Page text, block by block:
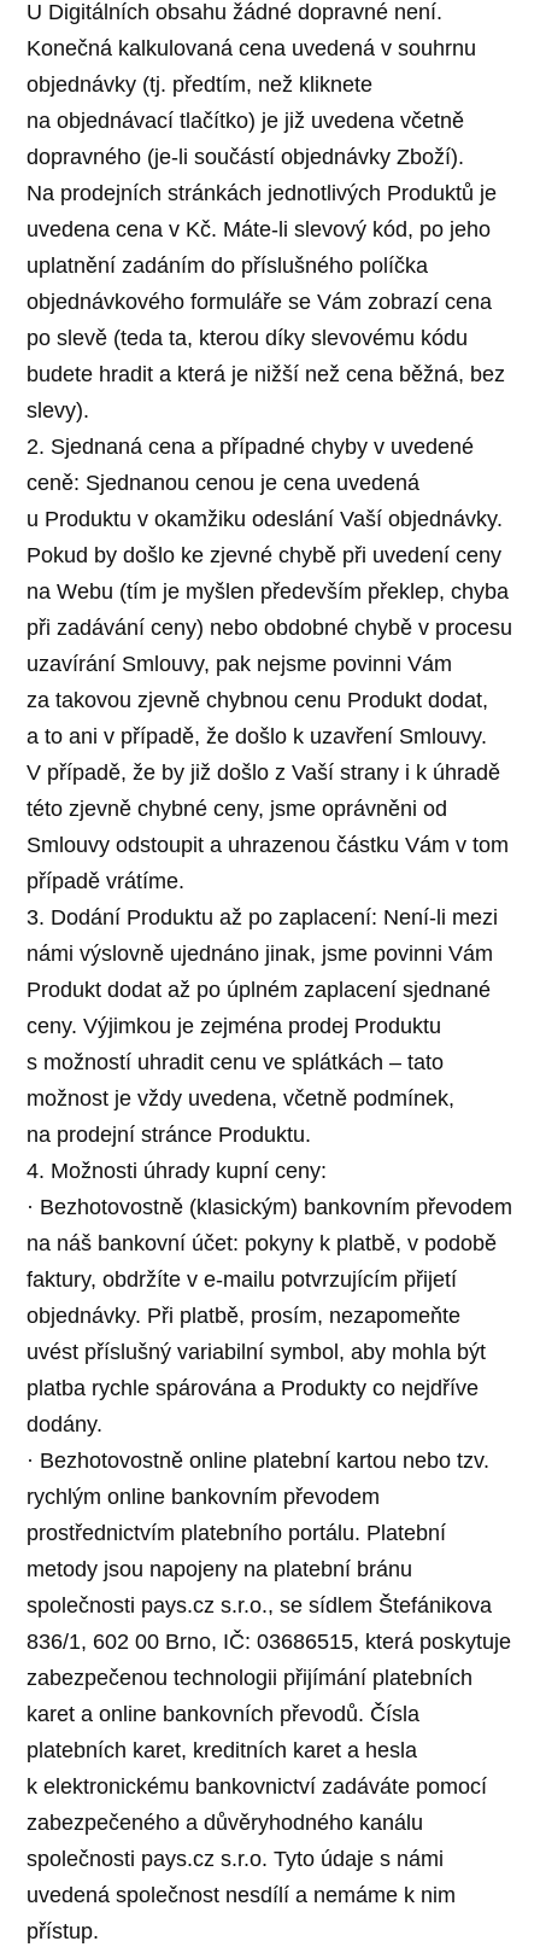
U Digitálních obsahu žádné dopravné není.
Konečná kalkulovaná cena uvedená v souhrnu
objednávky (tj. předtím, než kliknete
na objednávací tlačítko) je již uvedena včetně
dopravného (je-li součástí objednávky Zboží).
Na prodejních stránkách jednotlivých Produktů je
uvedena cena v Kč. Máte-li slevový kód, po jeho
uplatnění zadáním do příslušného políčka
objednávkového formuláře se Vám zobrazí cena
po slevě (teda ta, kterou díky slevovému kódu
budete hradit a která je nižší než cena běžná, bez
slevy).
2. Sjednaná cena a případné chyby v uvedené
ceně: Sjednanou cenou je cena uvedená
u Produktu v okamžiku odeslání Vaší objednávky.
Pokud by došlo ke zjevné chybě při uvedení ceny
na Webu (tím je myšlen především překlep, chyba
při zadávání ceny) nebo obdobné chybě v procesu
uzavírání Smlouvy, pak nejsme povinni Vám
za takovou zjevně chybnou cenu Produkt dodat,
a to ani v případě, že došlo k uzavření Smlouvy.
V případě, že by již došlo z Vaší strany i k úhradě
této zjevně chybné ceny, jsme oprávněni od
Smlouvy odstoupit a uhrazenou částku Vám v tom
případě vrátíme.
3. Dodání Produktu až po zaplacení: Není-li mezi
námi výslovně ujednáno jinak, jsme povinni Vám
Produkt dodat až po úplném zaplacení sjednané
ceny. Výjimkou je zejména prodej Produktu
s možností uhradit cenu ve splátkách – tato
možnost je vždy uvedena, včetně podmínek,
na prodejní stránce Produktu.
4. Možnosti úhrady kupní ceny:
· Bezhotovostně (klasickým) bankovním převodem
na náš bankovní účet: pokyny k platbě, v podobě
faktury, obdržíte v e-mailu potvrzujícím přijetí
objednávky. Při platbě, prosím, nezapomeňte
uvést příslušný variabilní symbol, aby mohla být
platba rychle spárována a Produkty co nejdříve
dodány.
· Bezhotovostně online platební kartou nebo tzv.
rychlým online bankovním převodem
prostřednictvím platebního portálu. Platební
metody jsou napojeny na platební bránu
společnosti pays.cz s.r.o., se sídlem Štefánikova
836/1, 602 00 Brno, IČ: 03686515, která poskytuje
zabezpečenou technologii přijímání platebních
karet a online bankovních převodů. Čísla
platebních karet, kreditních karet a hesla
k elektronickému bankovnictví zadáváte pomocí
zabezpečeného a důvěryhodného kanálu
společnosti pays.cz s.r.o. Tyto údaje s námi
uvedená společnost nesdílí a nemáme k nim
přístup.